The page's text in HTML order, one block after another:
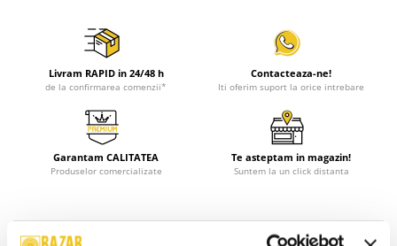
Livram RAPID in 24/48 h
de la confirmarea comenzii*
Contacteaza-ne!
Iti oferim suport la orice intrebare
Garantam CALITATEA
Produselor comercializate
Te asteptam in magazin!
Suntem la un click distanta
Descriere